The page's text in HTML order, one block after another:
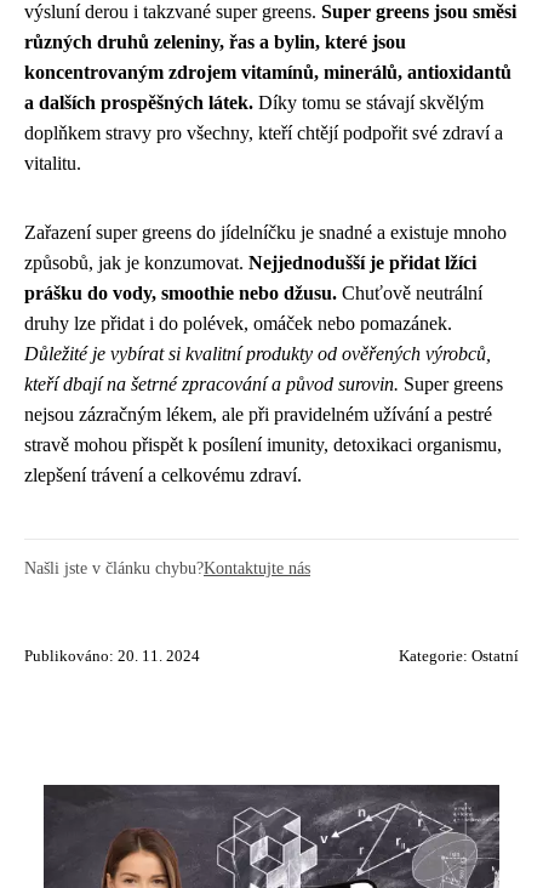
výsluní derou i takzvané super greens. Super greens jsou směsi
různých druhů zeleniny, řas a bylin, které jsou
koncentrovaným zdrojem vitamínů, minerálů, antioxidantů
a dalších prospěšných látek. Díky tomu se stávají skvělým
doplňkem stravy pro všechny, kteří chtějí podpořit své zdraví a
vitalitu.
Zařazení super greens do jídelníčku je snadné a existuje mnoho
způsobů, jak je konzumovat. Nejjednodušší je přidat lžíci
prášku do vody, smoothie nebo džusu. Chuťově neutrální
druhy lze přidat i do polévek, omáček nebo pomazánek.
Důležité je vybírat si kvalitní produkty od ověřených výrobců,
kteří dbají na šetrné zpracování a původ surovin. Super greens
nejsou zázračným lékem, ale při pravidelném užívání a pestré
stravě mohou přispět k posílení imunity, detoxikaci organismu,
zlepšení trávení a celkovému zdraví.
Našli jste v článku chybu?Kontaktujte nás
Publikováno: 20. 11. 2024 Kategorie: Ostatní